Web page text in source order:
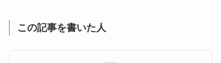
この記事を書いた人